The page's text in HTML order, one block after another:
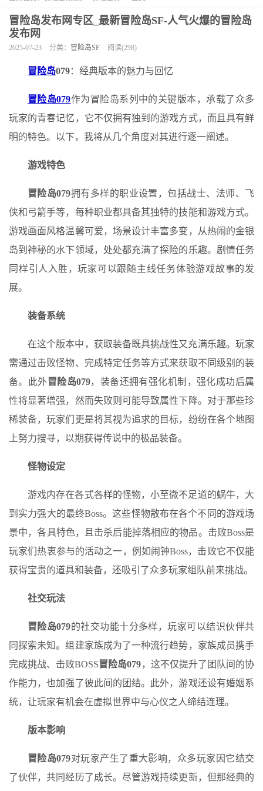
冒险岛发布网专区_最新冒险岛SF-人气火爆的冒险岛
发布网
2025-07-23 分类： 冒险岛SF 阅读(298)
冒险岛079：经典版本的魅力与回忆
冒险岛079作为冒险岛系列中的关键版本，承载了众多
玩家的青春记忆，它不仅拥有独到的游戏方式，而且具有鲜
明的特色。以下，我将从几个角度对其进行逐一阐述。
游戏特色
冒险岛079拥有多样的职业设置，包括战士、法师、飞
侠和弓箭手等，每种职业都具备其独特的技能和游戏方式。
游戏画面风格温馨可爱，场景设计丰富多变，从热闹的金银
岛到神秘的水下领域，处处都充满了探险的乐趣。剧情任务
同样引人入胜，玩家可以跟随主线任务体验游戏故事的发
展。
装备系统
在这个版本中，获取装备既具挑战性又充满乐趣。玩家
需通过击败怪物、完成特定任务等方式来获取不同级别的装
备。此外冒险岛079，装备还拥有强化机制，强化成功后属
性将显著增强，然而失败则可能导致属性下降。对于那些珍
稀装备，玩家们更是将其视为追求的目标，纷纷在各个地图
上努力搜寻，以期获得传说中的极品装备。
怪物设定
游戏内存在各式各样的怪物，小至微不足道的蜗牛，大
到实力强大的最终Boss。这些怪物散布在各个不同的游戏场
景中，各具特色，且击杀后能掉落相应的物品。击败Boss是
玩家们热衷参与的活动之一，例如闹钟Boss，击败它不仅能
获得宝贵的道具和装备，还吸引了众多玩家组队前来挑战。
社交玩法
冒险岛079的社交功能十分多样，玩家可以结识伙伴共
同探索未知。组建家族成为了一种流行趋势，家族成员携手
完成挑战、击败BOSS冒险岛079，这不仅提升了团队间的协
作能力，也加强了彼此间的团结。此外，游戏还设有婚姻系
统，让玩家有机会在虚拟世界中与心仪之人缔结连理。
版本影响
冒险岛079对玩家产生了重大影响，众多玩家因它结交
了伙伴，共同经历了成长。尽管游戏持续更新，但那经典的